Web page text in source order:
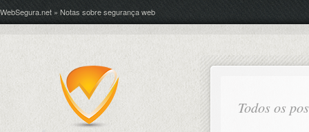
WebSegura.net » Notas sobre segurança web
Todos os